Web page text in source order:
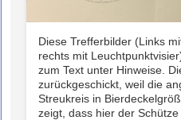
Diese Trefferbilder (Links
rechts mit
zum Text unter Hinweise.
zurückgeschickt, weil die
Streukreis in
zeigt, dass hier der